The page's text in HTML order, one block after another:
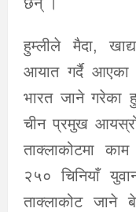
हुम्लीले मैदा,
आयात गर्दै
भारत जाने गरेका
चीन प्रमुख
ताक्लाकोटमा
२५० चिनियाँ
ताक्लाकोट जाने